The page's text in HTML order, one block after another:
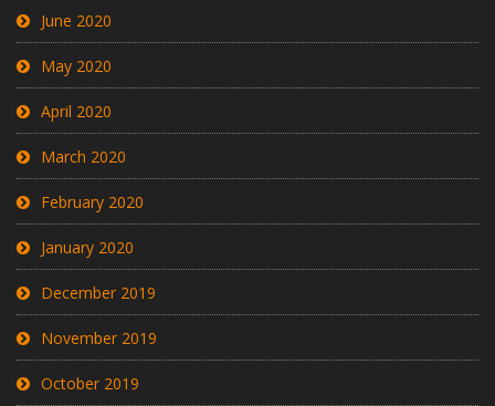
June 2020
May 2020
April 2020
March 2020
February 2020
January 2020
December 2019
November 2019
October 2019